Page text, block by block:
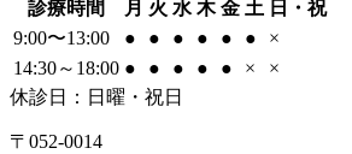
診療時間
月 火 水 木 金 土 日・祝
9:00〜13:00
● ● ● ● ● ●
×
14:30～18:00 ● ● ● ● ● ×
×
休診日：日曜・祝日
〒052-0014